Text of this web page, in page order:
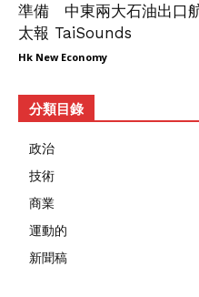
準備 中東兩大石油出口
太報 TaiSounds
Hk New Economy
分類目錄
政治
技術
商業
運動的
新聞稿